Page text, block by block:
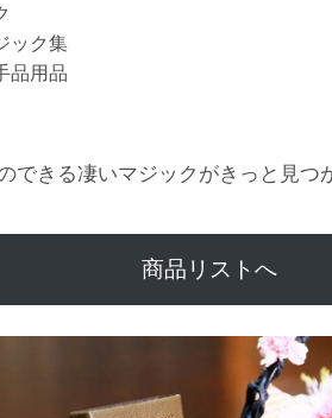
ック集
品用品
できる凄いマジックがきっと見つ
商品リストへ